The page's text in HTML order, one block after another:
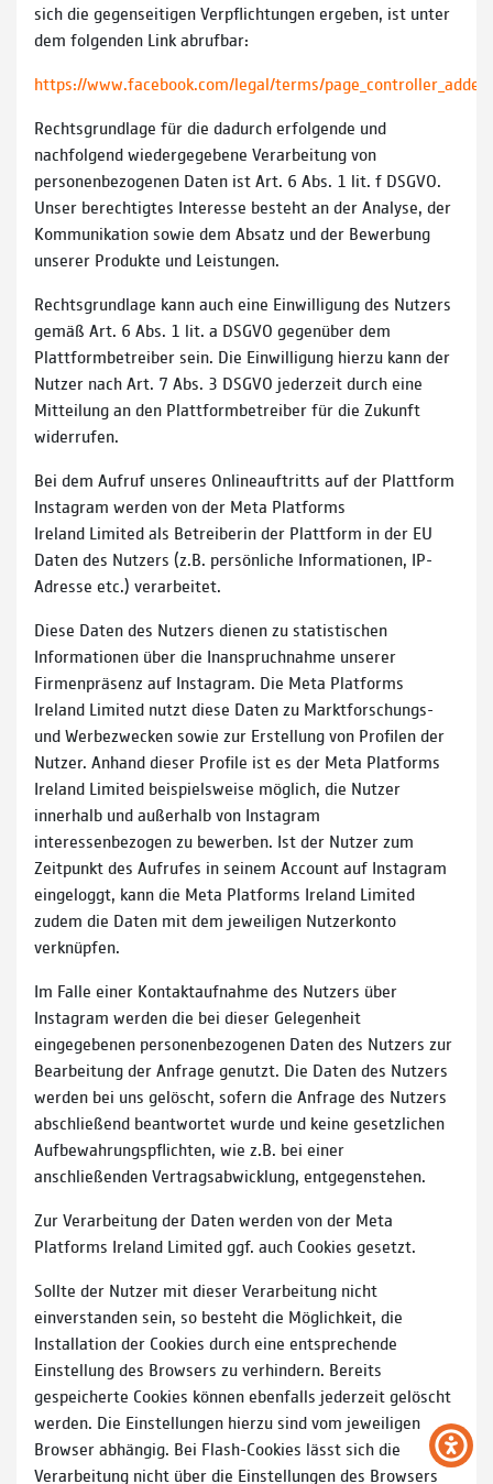
sich die gegenseitigen Verpflichtungen ergeben, ist unter
dem folgenden Link abrufbar:
https://www.facebook.com/legal/terms/
Rechtsgrundlage für die dadurch erfolgende und
nachfolgend wiedergegebene Verarbeitung von
personenbezogenen Daten ist Art. 6 Abs. 1 lit. f DSGVO.
Unser berechtigtes Interesse besteht an der Analyse, der
Kommunikation sowie dem Absatz und der Bewerbung
unserer Produkte und Leistungen.
Rechtsgrundlage kann auch eine Einwilligung des Nutzers
gemäß Art. 6 Abs. 1 lit. a DSGVO gegenüber dem
Plattformbetreiber sein. Die Einwilligung hierzu kann der
Nutzer nach Art. 7 Abs. 3 DSGVO jederzeit durch eine
Mitteilung an den Plattformbetreiber für die Zukunft
widerrufen.
Bei dem Aufruf unseres Onlineauftritts auf der Plattform
Instagram werden von der Meta Platforms
Ireland Limited als Betreiberin der Plattform in der EU
Daten des Nutzers (z.B. persönliche Informationen, IP-
Adresse etc.) verarbeitet.
Diese Daten des Nutzers dienen zu statistischen
Informationen über die Inanspruchnahme unserer
Firmenpräsenz auf Instagram. Die Meta Platforms
Ireland Limited nutzt diese Daten zu Marktforschungs-
und Werbezwecken sowie zur Erstellung von Profilen der
Nutzer. Anhand dieser Profile ist es der Meta Platforms
Ireland Limited beispielsweise möglich, die Nutzer
innerhalb und außerhalb von Instagram
interessenbezogen zu bewerben. Ist der Nutzer zum
Zeitpunkt des Aufrufes in seinem Account auf Instagram
eingeloggt, kann die Meta Platforms Ireland Limited
zudem die Daten mit dem jeweiligen Nutzerkonto
verknüpfen.
Im Falle einer Kontaktaufnahme des Nutzers über
Instagram werden die bei dieser Gelegenheit
eingegebenen personenbezogenen Daten des Nutzers zur
Bearbeitung der Anfrage genutzt. Die Daten des Nutzers
werden bei uns gelöscht, sofern die Anfrage des Nutzers
abschließend beantwortet wurde und keine gesetzlichen
Aufbewahrungspflichten, wie z.B. bei einer
anschließenden Vertragsabwicklung, entgegenstehen.
Zur Verarbeitung der Daten werden von der Meta
Platforms Ireland Limited ggf. auch Cookies gesetzt.
Sollte der Nutzer mit dieser Verarbeitung nicht
einverstanden sein, so besteht die Möglichkeit, die
Installation der Cookies durch eine entsprechende
Einstellung des Browsers zu verhindern. Bereits
gespeicherte Cookies können ebenfalls jederzeit gelöscht
werden. Die Einstellungen hierzu sind vom jeweiligen
Browser abhängig. Bei Flash-Cookies lässt sich die
Verarbeitung nicht über die Einstellungen des Browsers